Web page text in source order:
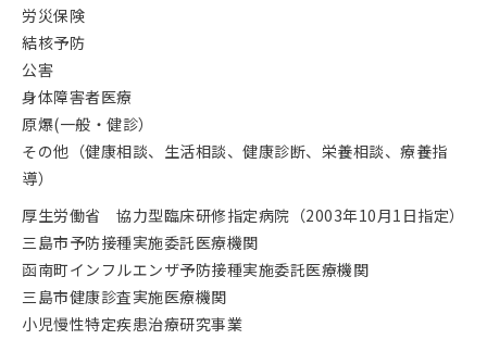
労災保険
結核予防
公害
身体障害者医療
原爆(一般・健診）
その他（健康相談、生活相談、健康診断、栄養相談、療養指
導）
厚生労働省 協力型臨床研修指定病院（2003年10月1日指定）
三島市予防接種実施委託医療機関
函南町インフルエンザ予防接種実施委託医療機関
三島市健康診査実施医療機関
小児慢性特定疾患治療研究事業